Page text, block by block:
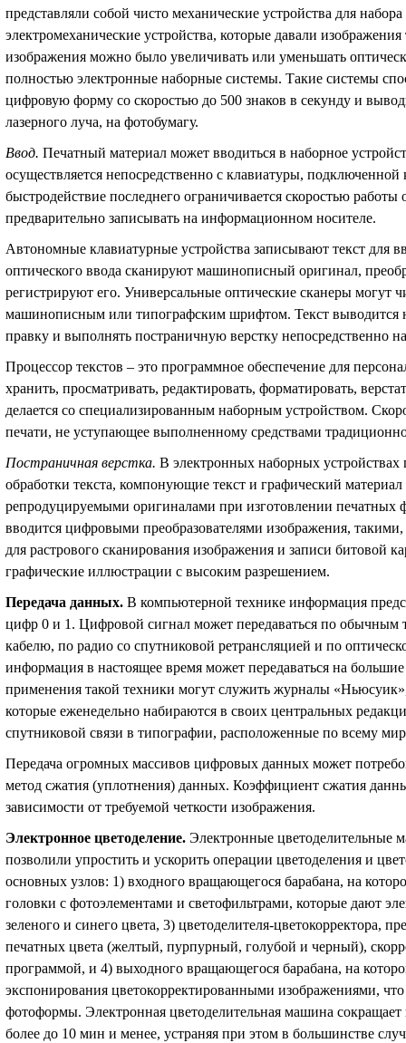
представляли собой чисто механические устройства для
электромеханические устройства, которые давали
изображения можно было увеличивать или уменьшать
полностью электронные наборные системы. Такие системы
цифровую форму со скоростью до 500 знаков в секунду и
лазерного луча, на фотобумагу.
Ввод. Печатный материал может вводиться в наборное
осуществляется непосредственно с клавиатуры,
быстродействие последнего ограничивается скоростью
предварительно записывать на информационном носителе.
Автономные клавиатурные устройства записывают текст для
оптического ввода сканируют машинописный оригинал,
регистрируют его. Универсальные оптические сканеры
машинописным или типографским шрифтом. Текст выводится
правку и выполнять постраничную верстку непосредственно
Процессор текстов – это программное обеспечение для
хранить, просматривать, редактировать, форматировать,
делается со специализированным наборным устройством.
печати, не уступающее выполненному средствами
Постраничная верстка. В электронных наборных
обработки текста, компонующие текст и графический
репродуцируемыми оригиналами при изготовлении печатных
вводится цифровыми преобразователями изображения,
для растрового сканирования изображения и записи битовой
графические иллюстрации с высоким разрешением.
Передача данных. В компьютерной технике информация
цифр 0 и 1. Цифровой сигнал может передаваться по
кабелю, по радио со спутниковой ретрансляцией и по
информация в настоящее время может передаваться на
применения такой техники могут служить журналы
которые еженедельно набираются в своих центральных
спутниковой связи в типографии, расположенные по всему
Передача огромных массивов цифровых данных может
метод сжатия (уплотнения) данных. Коэффициент сжатия
зависимости от требуемой четкости изображения.
Электронное цветоделение. Электронные цветоделительные
позволили упростить и ускорить операции цветоделения и
основных узлов: 1) входного вращающегося барабана, на
головки с фотоэлементами и светофильтрами, которые дают
зеленого и синего цвета, 3) цветоделителя-цветокорректора,
печатных цвета (желтый, пурпурный, голубой и черный),
программой, и 4) выходного вращающегося барабана, на
экспонирования цветокорректированными изображениями,
фотоформы. Электронная цветоделительная машина сокращает
более до 10 мин и менее, устраняя при этом в большинстве